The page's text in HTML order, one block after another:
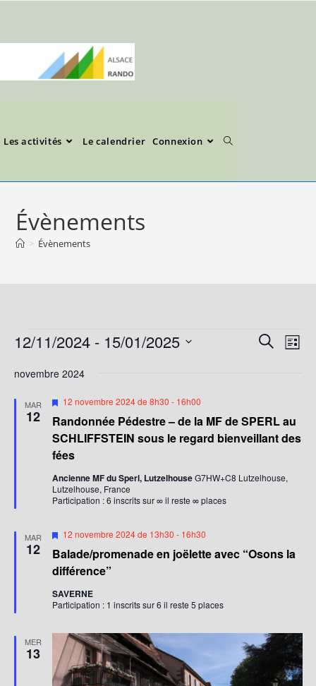
Les activités Le calendrier Connexion
Évènements
> Évènements
R
e
r
h
n
g
a
t
R
r
c
N
a
t
v
v
è
n
L
12/11/2024 - 15/01/2025
é
l
novembre 2024
MAR
12
Randonnée Pédestre – de la MF de SPERL au
SCHLIFFSTEIN sous le regard bienveillant des
fées
M
s
e
n
a
a
n
t
12 novembre 2024 de 8h30 - 16h00
Ancienne MF du Sperl, LutzelhouseG7HW+C8 Lutzelhouse,
Lutzelhouse, France
Participation : 6 inscrits sur ∞ il reste ∞ places
MAR
12
Balade/promenade en joëlette avec “Osons la
différence”
M
s
e
n
a
v
a
t
12 novembre 2024 de 13h30 - 16h30
SAVERNE
Participation : 1 inscrits sur 6 il reste 5 places
MER
13